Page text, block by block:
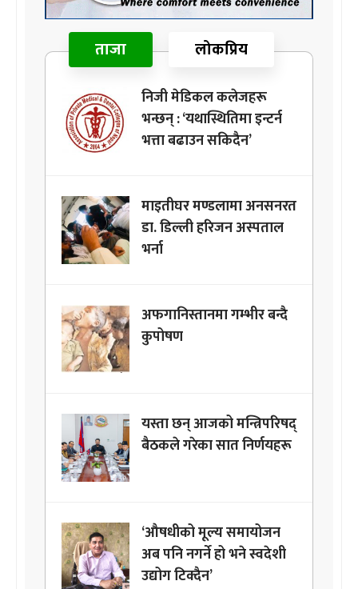
ताजा लोकप्रिय
निजी मेडिकल कलेजहरू
भन्छन् : ‘यथास्थितिमा इन्टर्न
भत्ता बढाउन सकिदैन’
माइतीघर मण्डलामा अनसनरत
डा. डिल्ली हरिजन अस्पताल
भर्ना
अफगानिस्तानमा गम्भीर बन्दै
कुपोषण
यस्ता छन् आजको मन्त्रिपरिषद्
बैठकले गरेका सात निर्णयहरू
‘औषधीको मूल्य समायोजन
अब पनि नगर्ने हो भने स्वदेशी
उद्योग टिक्दैन’